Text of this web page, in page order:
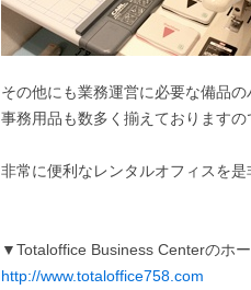
その他にも業務運営に必要な備品
事務用品も数多く揃えております
非常に便利なレンタルオフィスを
▼Totaloffice Business Centerのホ
http://www.totaloffice758.com